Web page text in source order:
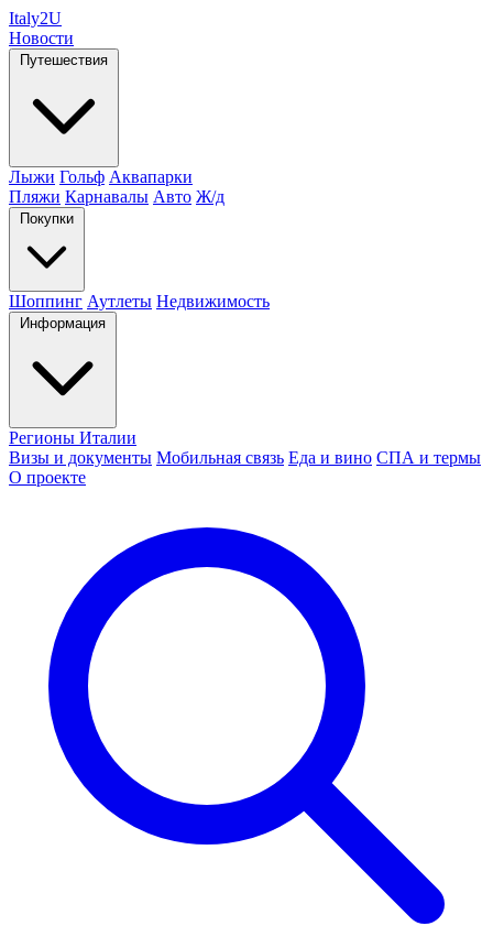
Italy2U
Новости
Путешествия
Лыжи Гольф Аквапарки
Пляжи Карнавалы Авто Ж/д
Покупки
Шоппинг Аутлеты Недвижимость
Информация
Регионы Италии
Визы и документы Мобильная связь Еда и вино СПА и термы
О проекте